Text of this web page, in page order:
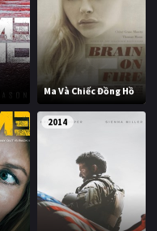
Ma Và Chiếc Đồng Hồ
2014